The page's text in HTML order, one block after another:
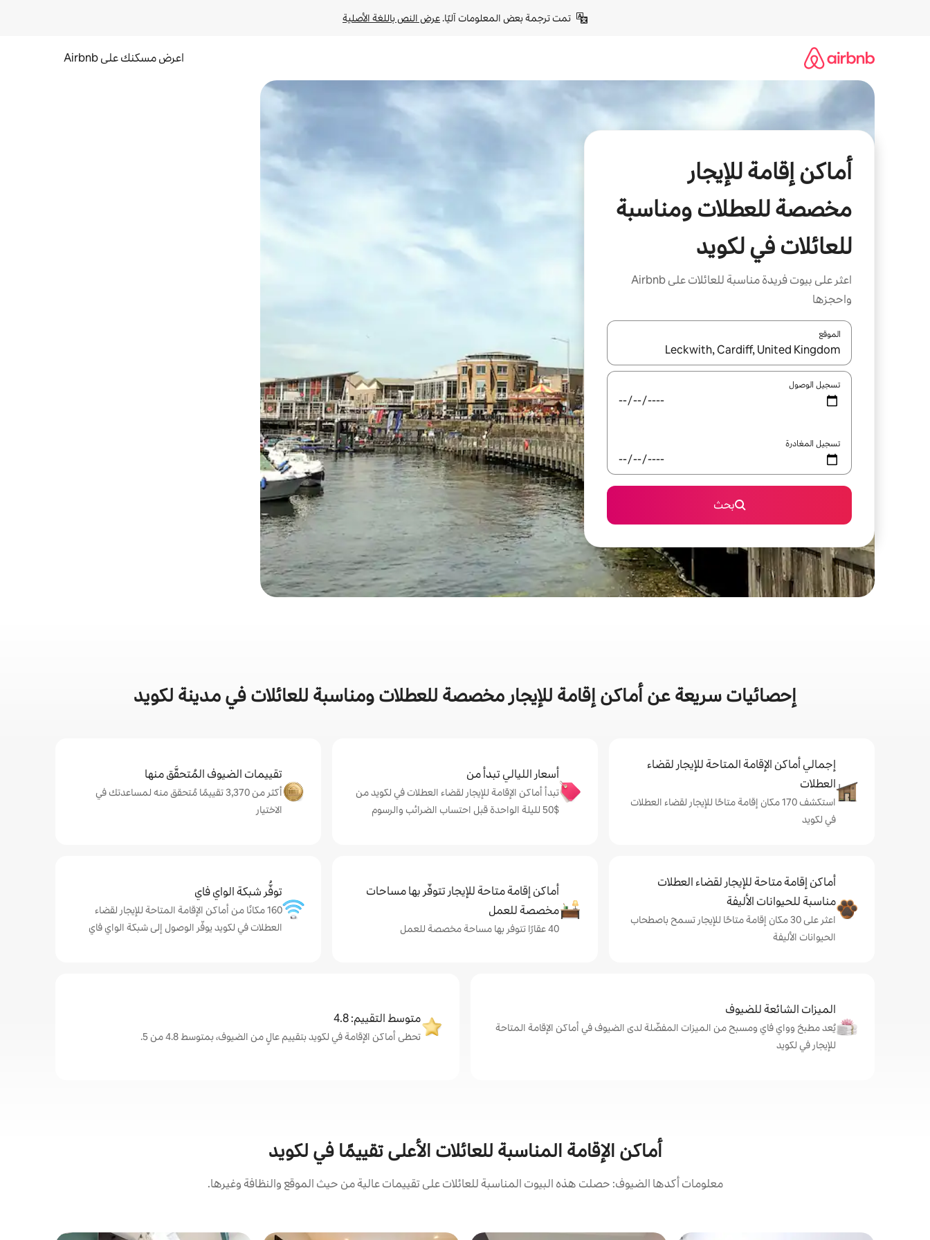
تمت ترجمة بعض المعلومات آليًا. عرض النص باللغة الأصلية
اعرض مسكنك على Airbnb
أماكن إقامة للإيجار
مخصصة للعطلات ومناسبة
للعائلات في لكويد
اعثر على بيوت فريدة مناسبة للعائلات على Airbnb
واحجزها
الموقع
عند توفر النتائج، انتقل باستخدام السهمين لأعلى ولأسفل أو استكشف عن طريق اللمس أو السحب.
تسجيل الوصول
تسجيل المغادرة
بحث
إحصائيات سريعة عن أماكن إقامة للإيجار مخصصة للعطلات ومناسبة للعائلات في مدينة لكويد
إجمالي أماكن الإقامة المتاحة للإيجار لقضاء
العطلات
استكشف 170 مكان إقامة متاحًا للإيجار لقضاء العطلات
في لكويد
أسعار الليالي تبدأ من
تبدأ أماكن الإقامة للإيجار لقضاء العطلات في لكويد من
$‏50 لليلة الواحدة قبل احتساب الضرائب والرسوم
تقييمات الضيوف المُتحقَّق منها
أكثر من 3,370 تقييمًا مُتحقق منه لمساعدتك في
الاختيار
أماكن إقامة متاحة للإيجار لقضاء العطلات
مناسبة للحيوانات الأليفة
اعثر على 30 مكان إقامة متاحًا للإيجار تسمح باصطحاب
الحيوانات الأليفة
أماكن إقامة متاحة للإيجار تتوفّر بها مساحات
مخصصة للعمل
40 عقارًا تتوفر بها مساحة مخصصة للعمل
توفُّر شبكة الواي فاي
160 مكانًا من أماكن الإقامة المتاحة للإيجار لقضاء
العطلات في لكويد يوفّر الوصول إلى شبكة الواي فاي
الميزات الشائعة للضيوف
يُعد مطبخ وواي فاي ومسبح من الميزات المفضّلة لدى الضيوف في أماكن الإقامة المتاحة
للإيجار في لكويد
متوسط التقييم: 4.8
تحظى أماكن الإقامة في لكويد بتقييم عالٍ من الضيوف، بمتوسط 4.8 من 5.
أماكن الإقامة المناسبة للعائلات الأعلى تقييمًا في لكويد
معلومات أكدها الضيوف: حصلت هذه البيوت المناسبة للعائلات على تقييمات عالية من حيث الموقع والنظافة وغيرها.